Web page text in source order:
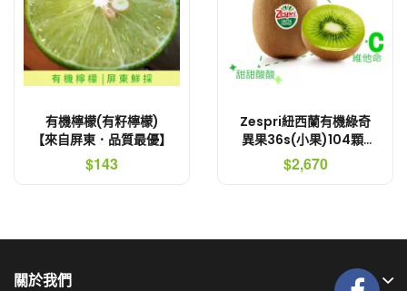
有機檸檬(有籽檸檬)
【來自屏東．品質最優】
$143
Zespri紐西蘭有機綠奇
異果36s(小果)104顆/
箱 | 超值原裝箱
$2,670
關於我們